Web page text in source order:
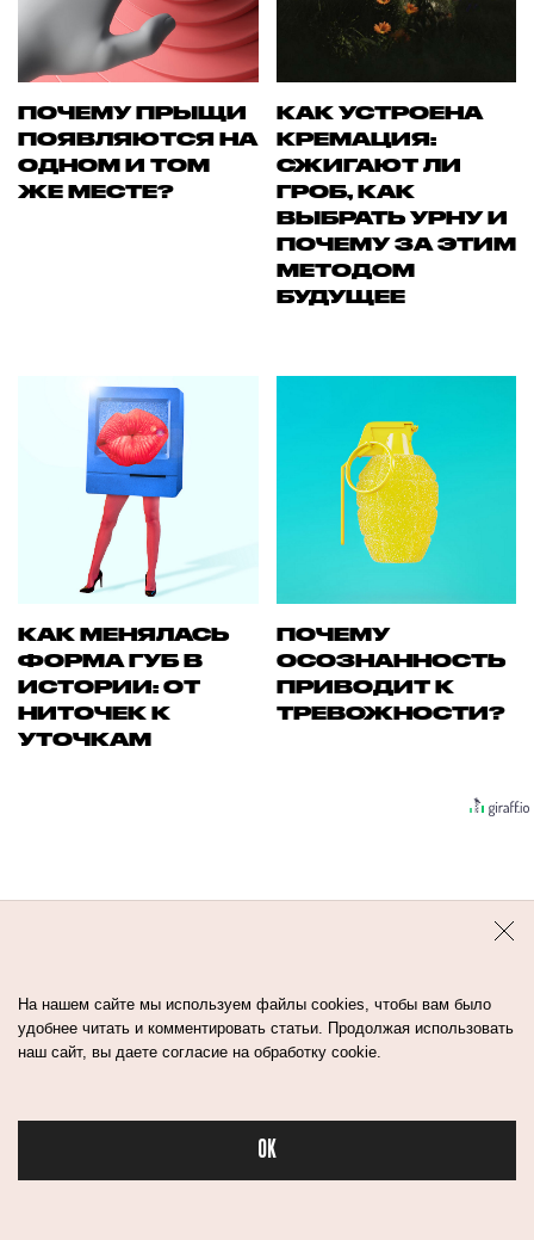
ПОЧЕМУ ПРЫЩИ
ПОЯВЛЯЮТСЯ НА
ОДНОМ И ТОМ
ЖЕ МЕСТЕ?
КАК УСТРОЕНА
КРЕМАЦИЯ:
СЖИГАЮТ ЛИ
ГРОБ, КАК
ВЫБРАТЬ УРНУ И
ПОЧЕМУ ЗА ЭТИМ
МЕТОДОМ
БУДУЩЕЕ
КАК МЕНЯЛАСЬ
ФОРМА ГУБ В
ИСТОРИИ: ОТ
НИТОЧЕК К
УТОЧКАМ
ПОЧЕМУ
ОСОЗНАННОСТЬ
ПРИВОДИТ К
ТРЕВОЖНОСТИ?
Контакты Авторы Медиа-Кит
Политика обработки персональных данных
На нашем сайте мы используем файлы cookies, чтобы вам было
удобнее читать и комментировать статьи. Продолжая использовать
наш сайт, вы даете согласие на обработку cookie.
OK